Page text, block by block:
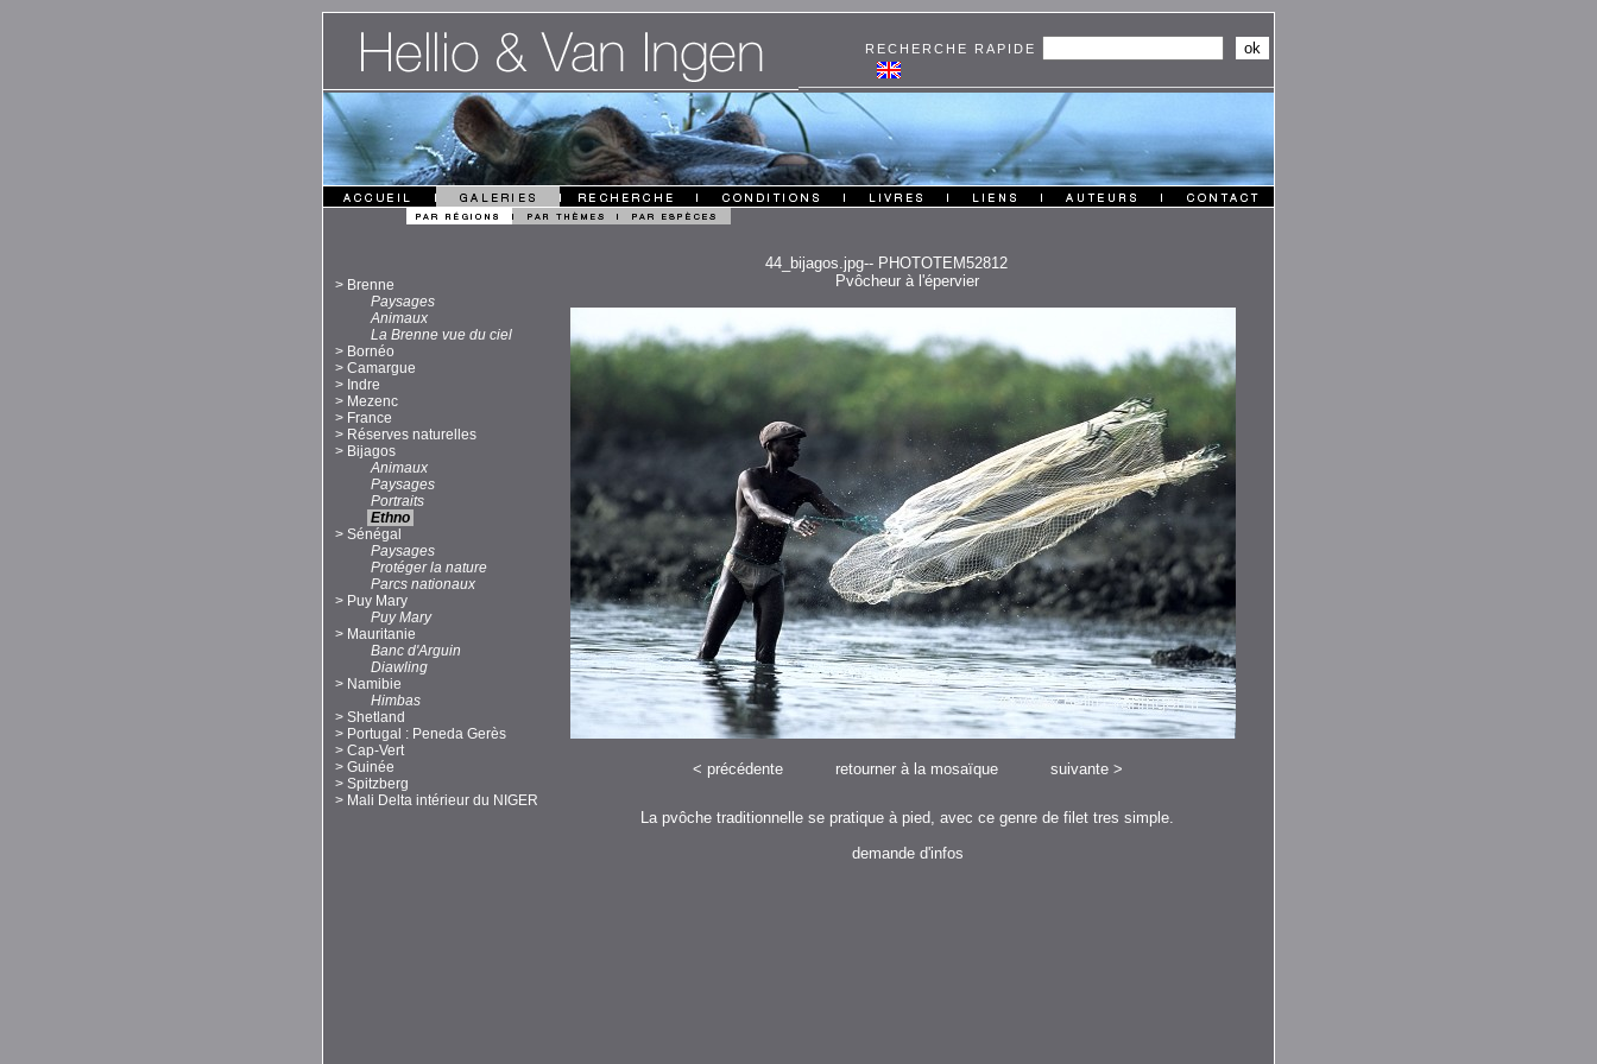
RECHERCHE RAPIDE
44_bijagos.jpg-- PHOTOTEM52812
> Brenne
Paysages
Animaux
La Brenne vue du ciel
> Bornéo
> Camargue
> Indre
> Mezenc
> France
> Réserves naturelles
> Bijagos
Animaux
Paysages
Portraits
Ethno
> Sénégal
Paysages
Protéger la nature
Parcs nationaux
> Puy Mary
Puy Mary
> Mauritanie
Banc d'Arguin
Diawling
> Namibie
Himbas
> Shetland
> Portugal : Peneda Gerès
> Cap-Vert
> Guinée
> Spitzberg
> Mali Delta intérieur du NIGER
Pvôcheur à l'épervier
< précédente retourner à la mosaïque suivante>
La pvôche traditionnelle se pratique à pied, avec ce genre de filet tres simple.
demande d'infos